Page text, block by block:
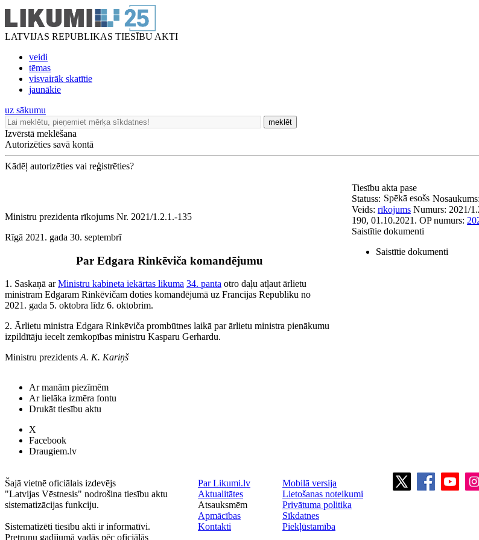
LATVIJAS REPUBLIKAS TIESĪBU AKTI
veidi
tēmas
visvairāk skatītie
jaunākie
uz sākumu
meklēt
Izvērstā meklēšana
Autorizēties savā kontā
Kādēļ autorizēties vai reģistrēties?
Ministru prezidenta rīkojums Nr. 2021/1.2.1.-135
Rīgā 2021. gada 30. septembrī
Par Edgara Rinkēviča komandējumu
1. Saskaņā arMinistru kabineta iekārtas likuma 34. panta otro daļu atļaut ārlietu
ministram Edgaram Rinkēvičam doties komandējumā uz Francijas Republiku no
2021. gada 5. oktobra līdz 6. oktobrim.
2. Ārlietu ministra Edgara Rinkēviča prombūtnes laikā par ārlietu ministra pienākumu
izpildītāju iecelt zemkopības ministru Kasparu Gerhardu.
Ministru prezidentsA. K. Kariņš
Tiesību akta pase
Nosaukums:
Statuss: Spēkā esošs
Veids: rīkojums Numurs: 2021/
190, 01.10.2021. OP numurs:
Saistītie dokumenti
Saistītie dokumenti
Ar manām piezīmēm
Ar lielāka izmēra fontu
Drukāt tiesību aktu
X
Facebook
Draugiem.lv
Šajā vietnē oficiālais izdevējs
"Latvijas Vēstnesis" nodrošina tiesību aktu
sistematizācijas funkciju.
Sistematizēti tiesību akti ir informatīvi.
Pretrunu gadījumā vadās pēc oficiālās
Par Likumi.lv
Aktualitātes
Atsauksmēm
Apmācības
Kontakti
Mobilā versija
Lietošanas noteikumi
Privātuma politika
Sīkdatnes
Piekļūstamība